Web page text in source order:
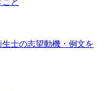
と
士の志望動機・例文を